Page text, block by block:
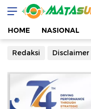
HOME NASIONAL
Redaksi Disclaimer